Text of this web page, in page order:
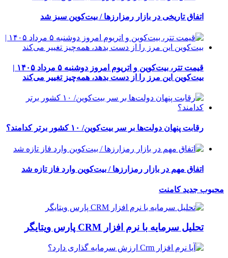
اتفاق تاریخی در بازار رمزارزها / بیت‌کوین سبز شد
قیمت تتر، بیت‌کوین و اتریوم امروز دوشنبه ۵ مرداد ۱۴۰۵ |
بیت‌کوین این مرز را از دست بدهد، همه‌چیز تغییر می‌کند
رقابت پنهان دولت‌ها بر سر بیت‌کوین/ ۱۰ کشور برتر کدامند؟
اتفاق مهم در بازار رمزارزها / بیت‌کوین وارد فاز تازه شد
محبوب جدیدکامنت
تحلیل سرمایه با نرم افزار CRM پارس ویتایگر